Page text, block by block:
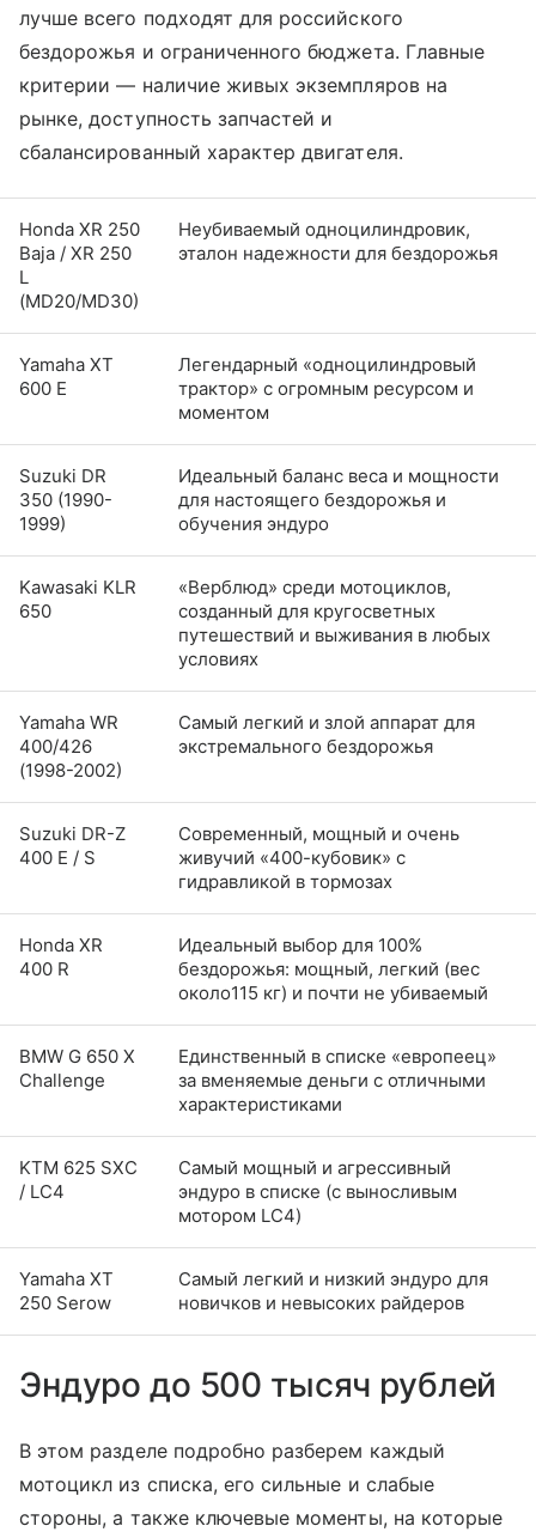
лучше всего подходят для российского
бездорожья и ограниченного бюджета. Главные
критерии — наличие живых экземпляров на
рынке, доступность запчастей и
сбалансированный характер двигателя.
Honda XR 250
Baja / XR 250
L
(MD20/MD30)
Неубиваемый одноцилиндровик,
эталон надежности для бездорожья
Yamaha XT
600 E
Легендарный «одноцилиндровый
трактор» с огромным ресурсом и
моментом
Suzuki DR
350 (1990-
1999)
Идеальный баланс веса и мощности
для настоящего бездорожья и
обучения эндуро
Kawasaki KLR
650
«Верблюд» среди мотоциклов,
созданный для кругосветных
путешествий и выживания в любых
условиях
Yamaha WR
400/426
(1998-2002)
Самый легкий и злой аппарат для
экстремального бездорожья
Suzuki DR-Z
400 E / S
Современный, мощный и очень
живучий «400-кубовик» с
гидравликой в тормозах
Honda XR
400 R
Идеальный выбор для 100%
бездорожья: мощный, легкий (вес
около115 кг) и почти не убиваемый
BMW G 650 X
Challenge
Единственный в списке «европеец»
за вменяемые деньги с отличными
характеристиками
KTM 625 SXC
/ LC4
Самый мощный и агрессивный
эндуро в списке (с выносливым
мотором LC4)
Yamaha XT
250 Serow
Самый легкий и низкий эндуро для
новичков и невысоких райдеров
Эндуро до 500 тысяч рублей
В этом разделе подробно разберем каждый
мотоцикл из списка, его сильные и слабые
стороны, а также ключевые моменты, на которые